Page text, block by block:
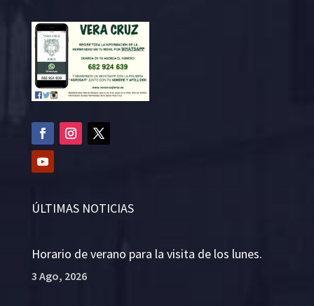
ÚLTIMAS NOTICIAS
Horario de verano para la visita de los lunes.
3 Ago, 2026